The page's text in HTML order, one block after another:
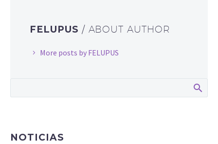
FELUPUS / ABOUT AUTHOR
More posts by FELUPUS
NOTICIAS